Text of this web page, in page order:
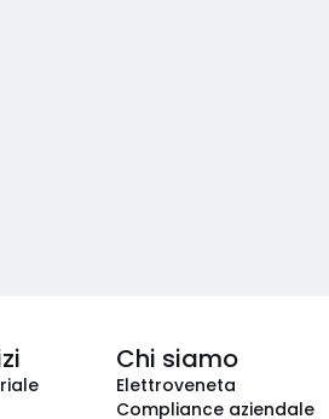
Chi siamo
Elettroveneta
Compliance aziendale